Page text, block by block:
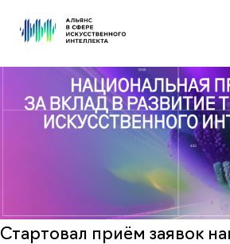
Стартовал приём заявок